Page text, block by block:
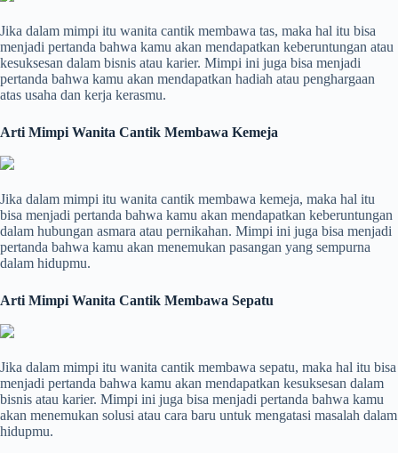
Jika dalam mimpi itu wanita cantik membawa tas, maka hal itu bisa
menjadi pertanda bahwa kamu akan mendapatkan keberuntungan atau
kesuksesan dalam bisnis atau karier. Mimpi ini juga bisa menjadi
pertanda bahwa kamu akan mendapatkan hadiah atau penghargaan
atas usaha dan kerja kerasmu.
Arti Mimpi Wanita Cantik Membawa Kemeja
Jika dalam mimpi itu wanita cantik membawa kemeja, maka hal itu
bisa menjadi pertanda bahwa kamu akan mendapatkan keberuntungan
dalam hubungan asmara atau pernikahan. Mimpi ini juga bisa menjadi
pertanda bahwa kamu akan menemukan pasangan yang sempurna
dalam hidupmu.
Arti Mimpi Wanita Cantik Membawa Sepatu
Jika dalam mimpi itu wanita cantik membawa sepatu, maka hal itu bisa
menjadi pertanda bahwa kamu akan mendapatkan kesuksesan dalam
bisnis atau karier. Mimpi ini juga bisa menjadi pertanda bahwa kamu
akan menemukan solusi atau cara baru untuk mengatasi masalah dalam
hidupmu.